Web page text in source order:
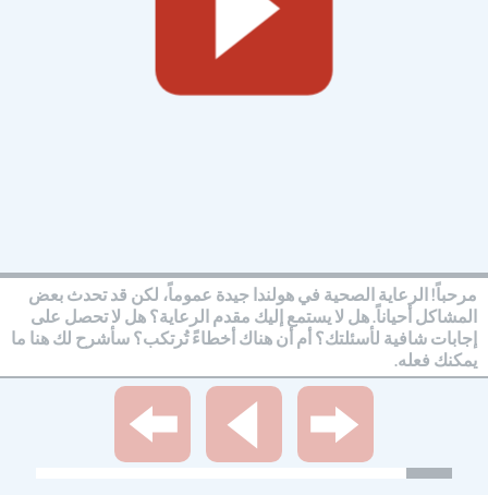
مرحباً! الرعاية الصحية في هولندا جيدة عموماً، لكن قد تحدث بعض
المشاكل أحياناً. هل لا يستمع إليك مقدم الرعاية؟ هل لا تحصل على
إجابات شافية لأسئلتك؟ أم أن هناك أخطاءً تُرتكب؟ سأشرح لك هنا ما
يمكنك فعله.